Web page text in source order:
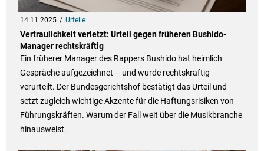
14.11.2025 Urteile
Vertraulichkeit verletzt: Urteil gegen früheren Bushido-
Manager rechtskräftig
Ein früherer Manager des Rappers Bushido hat heimlich
Gespräche aufgezeichnet – und wurde rechtskräftig
verurteilt. Der Bundesgerichtshof bestätigt das Urteil und
setzt zugleich wichtige Akzente für die Haftungsrisiken von
Führungskräften. Warum der Fall weit über die Musikbranche
hinausweist.